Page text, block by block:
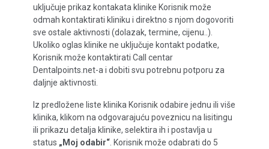
uključuje prikaz kontakata klinike Korisnik može
odmah kontaktirati kliniku i direktno s njom dogovoriti
sve ostale aktivnosti (dolazak, termine, cijenu..).
Ukoliko oglas klinike ne uključuje kontakt podatke,
Korisnik može kontaktirati Call centar
Dentalpoints.net-a i dobiti svu potrebnu potporu za
daljnje aktivnosti.
Iz predložene liste klinika Korisnik odabire jednu ili više
klinika, klikom na odgovarajuću poveznicu na lisitingu
ili prikazu detalja klinike, selektira ih i postavlja u
status „Moj odabir“ . Korisnik može odabrati do 5